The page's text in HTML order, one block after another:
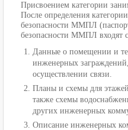
Присвоением категории
После определения
безопасности ММПЛ
безопасности ММПЛ входят
Данные о помещении и
инженерных
осуществлении связи.
Планы и схемы для
также схемы
других инженерных
Описание инженерных